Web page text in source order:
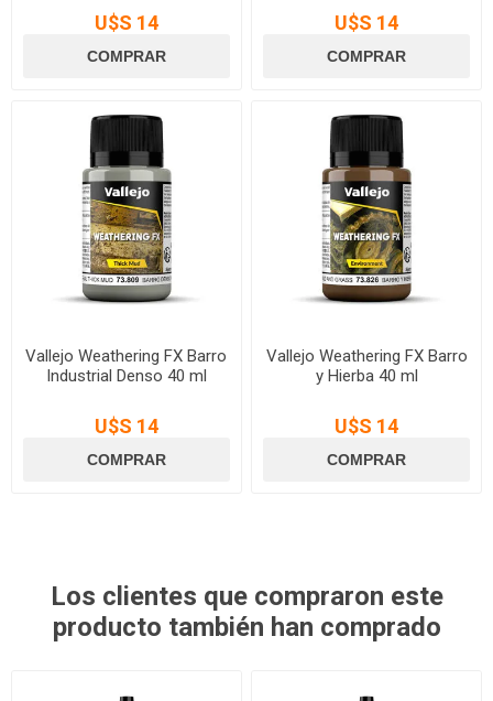
U$S 14 U$S 14
Vallejo Weathering FX Barro
Industrial Denso 40 ml
U$S 14
Vallejo Weathering FX Barro
y Hierba 40 ml
U$S 14
Los clientes que compraron este
producto también han comprado